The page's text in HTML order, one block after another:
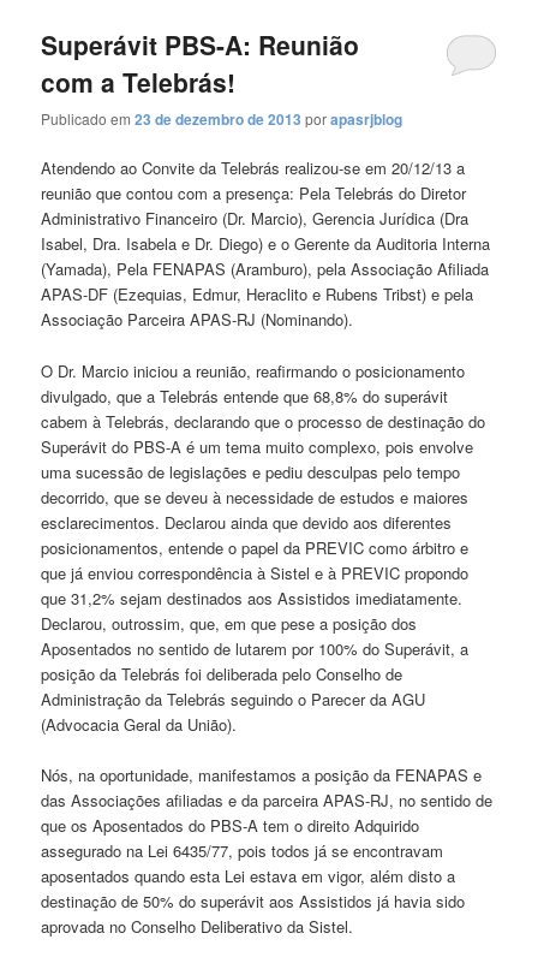
Superávit PBS-A: Reunião
com a Telebrás!
Publicado em23 de dezembro de 2013 porapasrjblog
Atendendo ao Convite da Telebrás realizou-se em 20/12/13 a
reunião que contou com a presença: Pela Telebrás do Diretor
Administrativo Financeiro (Dr. Marcio), Gerencia Jurídica (Dra
Isabel, Dra. Isabela e Dr. Diego) e o Gerente da Auditoria Interna
(Yamada), Pela FENAPAS (Aramburo), pela Associação Afiliada
APAS-DF (Ezequias, Edmur, Heraclito e Rubens Tribst) e pela
Associação Parceira APAS-RJ (Nominando).
O Dr. Marcio iniciou a reunião, reafirmando o posicionamento
divulgado, que a Telebrás entende que 68,8% do superávit
cabem à Telebrás, declarando que o processo de destinação do
Superávit do PBS-A é um tema muito complexo, pois envolve
uma sucessão de legislações e pediu desculpas pelo tempo
decorrido, que se deveu à necessidade de estudos e maiores
esclarecimentos. Declarou ainda que devido aos diferentes
posicionamentos, entende o papel da PREVIC como árbitro e
que já enviou correspondência à Sistel e à PREVIC propondo
que 31,2% sejam destinados aos Assistidos imediatamente.
Declarou, outrossim, que, em que pese a posição dos
Aposentados no sentido de lutarem por 100% do Superávit, a
posição da Telebrás foi deliberada pelo Conselho de
Administração da Telebrás seguindo o Parecer da AGU
(Advocacia Geral da União).
Nós, na oportunidade, manifestamos a posição da FENAPAS e
das Associações afiliadas e da parceira APAS-RJ, no sentido de
que os Aposentados do PBS-A tem o direito Adquirido
assegurado na Lei 6435/77, pois todos já se encontravam
aposentados quando esta Lei estava em vigor, além disto a
destinação de 50% do superávit aos Assistidos já havia sido
aprovada no Conselho Deliberativo da Sistel.